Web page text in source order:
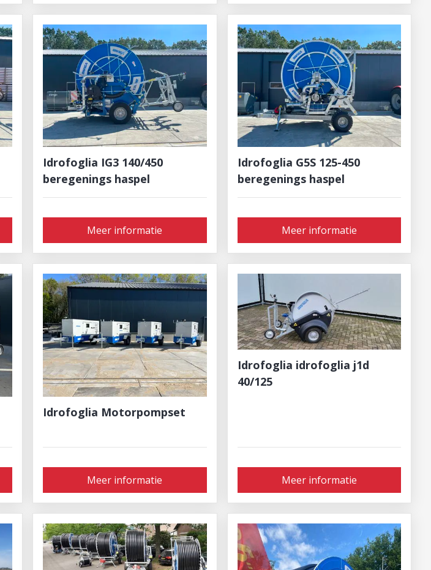
Idrofoglia IG3 140/450
beregenings haspel
Meer informatie
Idrofoglia G5S 125-450
beregenings haspel
Meer informatie
Idrofoglia Motorpompset
Meer informatie
Idrofoglia idrofoglia j1d
40/125
Meer informatie